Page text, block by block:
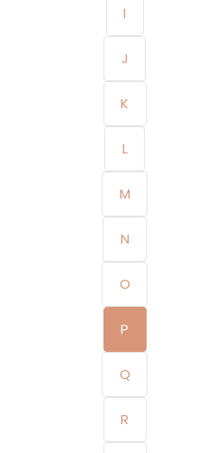
I
J
K
L
M
N
O
P
Q
R